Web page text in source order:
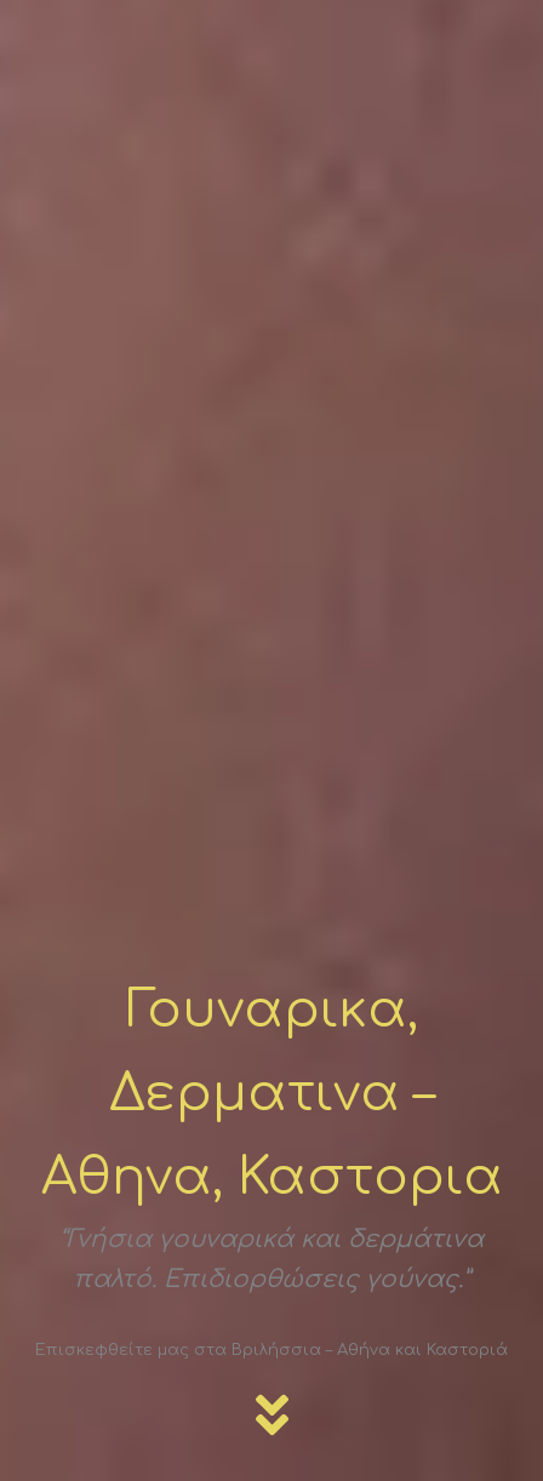
Γουναρικα,
Δερματινα –
Αθηνα, Καστορια
“Γνήσια γουναρικά και δερμάτινα
παλτό. Επιδιορθώσεις γούνας.”
Επισκεφθείτε μας στα Βριλήσσια – Αθήνα και Καστοριά